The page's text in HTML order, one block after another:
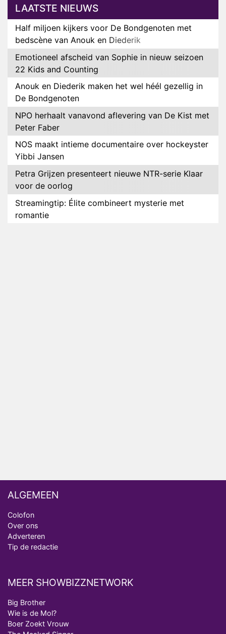
LAATSTE NIEUWS
Half miljoen kijkers voor De Bondgenoten met
bedscène van Anouk en Diederik
Emotioneel afscheid van Sophie in nieuw seizoen
22 Kids and Counting
Anouk en Diederik maken het wel héél gezellig in
De Bondgenoten
NPO herhaalt vanavond aflevering van De Kist met
Peter Faber
NOS maakt intieme documentaire over hockeyster
Yibbi Jansen
Petra Grijzen presenteert nieuwe NTR-serie Klaar
voor de oorlog
Streamingtip: Élite combineert mysterie met
romantie
ALGEMEEN
Colofon
Over ons
Adverteren
Tip de redactie
MEER SHOWBIZZNETWORK
Big Brother
Wie is de Mol?
Boer Zoekt Vrouw